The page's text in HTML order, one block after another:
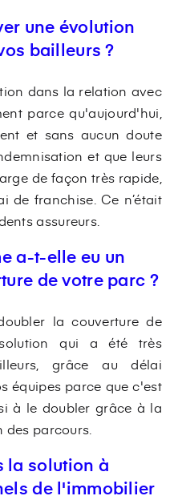
une évolution
bailleurs ?
dans la relation avec
parce qu'aujourd'hui,
et sans aucun doute
et que leurs
de façon très rapide,
de franchise. Ce n’était
assureurs.
a-t-elle eu un
de votre parc ?
la couverture de
qui a été très
grâce au délai
équipes parce que c'est
à le doubler grâce à la
parcours.
la solution à
de l'immobilier